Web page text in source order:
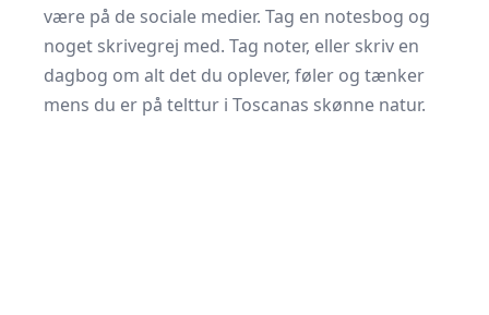
være på de sociale medier. Tag en notesbog og
noget skrivegrej med. Tag noter, eller skriv en
dagbog om alt det du oplever, føler og tænker
mens du er på telttur i Toscanas skønne natur.